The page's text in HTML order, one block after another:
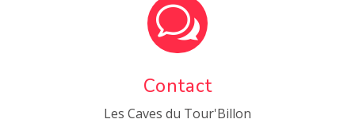
w
Contact
Les Caves du Tour'Billon